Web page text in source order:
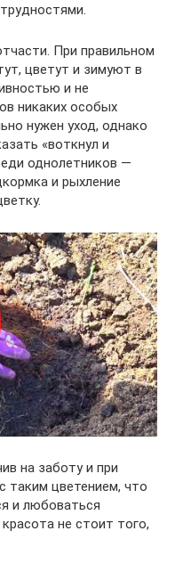
При правильном
цветут и зимуют в
и не
никаких особых
нужен уход, однако
«воткнул и
однолетников —
и рыхление
на заботу и при
таким цветением, что
и любоваться
не стоит того,